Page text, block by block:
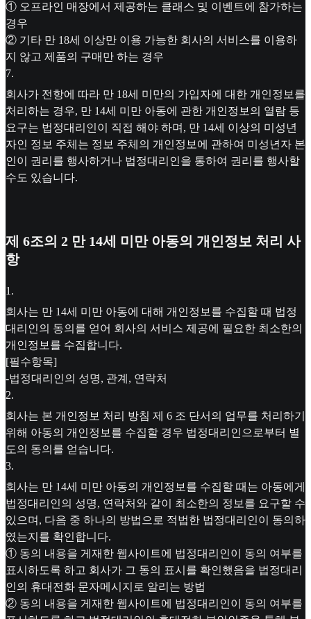
① 오프라인 매장에서 제공하는 클래스 및 이벤트에 참가하는
경우
② 기타 만 18세 이상만 이용 가능한 회사의 서비스를 이용하
지 않고 제품의 구매만 하는 경우
7.
회사가 전항에 따라 만 18세 미만의 가입자에 대한 개인정보를
처리하는 경우, 만 14세 미만 아동에 관한 개인정보의 열람 등
요구는 법정대리인이 직접 해야 하며, 만 14세 이상의 미성년
자인 정보 주체는 정보 주체의 개인정보에 관하여 미성년자 본
인이 권리를 행사하거나 법정대리인을 통하여 권리를 행사할
수도 있습니다.
제 6조의 2 만 14세 미만 아동의 개인정보 처리 사
항
1 .
회사는 만 14세 미만 아동에 대해 개인정보를 수집할 때 법정
대리인의 동의를 얻어 회사의 서비스 제공에 필요한 최소한의
개인정보를 수집합니다.
[필수항목]
-법정대리인의 성명, 관계, 연락처
2.
회사는 본 개인정보 처리 방침 제 6 조 단서의 업무를 처리하기
위해 아동의 개인정보를 수집할 경우 법정대리인으로부터 별
도의 동의를 얻습니다.
3.
회사는 만 14세 미만 아동의 개인정보를 수집할 때는 아동에게
법정대리인의 성명, 연락처와 같이 최소한의 정보를 요구할 수
있으며, 다음 중 하나의 방법으로 적법한 법정대리인이 동의하
였는지를 확인합니다.
① 동의 내용을 게재한 웹사이트에 법정대리인이 동의 여부를
표시하도록 하고 회사가 그 동의 표시를 확인했음을 법정대리
인의 휴대전화 문자메시지로 알리는 방법
② 동의 내용을 게재한 웹사이트에 법정대리인이 동의 여부를